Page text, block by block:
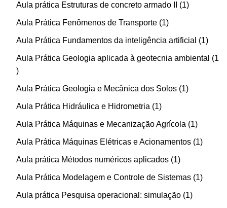
Aula prática Estruturas de concreto armado II 1
Aula Prática Fenômenos de Transporte 1
Aula Prática Fundamentos da inteligência artificial 1
Aula Prática Geologia aplicada à geotecnia ambiental 1
Aula Prática Geologia e Mecânica dos Solos 1
Aula Prática Hidráulica e Hidrometria 1
Aula Prática Máquinas e Mecanização Agrícola 1
Aula Prática Máquinas Elétricas e Acionamentos 1
Aula prática Métodos numéricos aplicados 1
Aula Prática Modelagem e Controle de Sistemas 1
Aula prática Pesquisa operacional: simulação 1